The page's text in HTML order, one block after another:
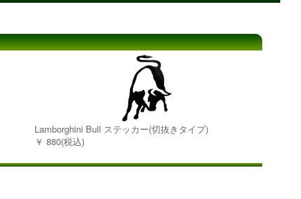
Lamborghini Bull ステッカー(切抜きタイプ)
￥ 880(税込)